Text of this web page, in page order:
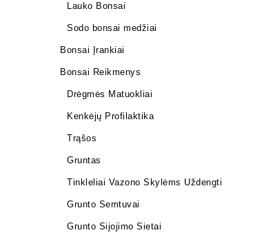
Lauko Bonsai
Sodo bonsai medžiai
Bonsai Įrankiai
Bonsai Reikmenys
Drėgmės Matuokliai
Kenkėjų Profilaktika
Trąšos
Gruntas
Tinkleliai Vazono Skylėms Uždengti
Grunto Semtuvai
Grunto Sijojimo Sietai